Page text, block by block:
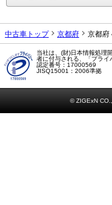
中古車トップ 京都府 京都府
当社は、(財)日本情報処理
者に付与される、「プライ
認定番号：17000569
JISQ15001：2006準拠
© ZIGExN